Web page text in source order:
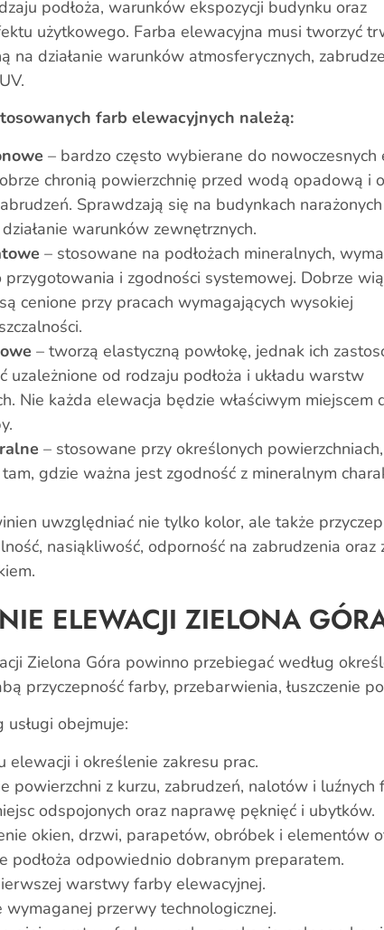
podłoża, warunków ekspozycji budynku oraz
użytkowego. Farba elewacyjna musi tworzyć
na działanie warunków atmosferycznych,
farb elewacyjnych należą:
– bardzo często wybierane do nowoczesnych
chronią powierzchnię przed wodą opadową i
Sprawdzają się na budynkach
warunków zewnętrznych.
– stosowane na podłożach mineralnych,
przygotowania i zgodności systemowej. Dobrze
cenione przy pracach wymagających wysokiej
– tworzą elastyczną powłokę, jednak ich
uzależnione od rodzaju podłoża i układu warstw
Nie każda elewacja będzie właściwym miejscem
– stosowane przy określonych powierzchniach,
gdzie ważna jest zgodność z mineralnym
uwzględniać nie tylko kolor, ale także
nasiąkliwość, odporność na zabrudzenia oraz
ELEWACJI ZIELONA
Zielona Góra powinno przebiegać według
przyczepność farby, przebarwienia, łuszczenie
obejmuje:
elewacji i określenie zakresu prac.
powierzchni z kurzu, zabrudzeń, nalotów i luźnych
odspojonych oraz naprawę pęknięć i ubytków.
okien, drzwi, parapetów, obróbek i elementów
podłoża odpowiednio dobranym preparatem.
warstwy farby elewacyjnej.
wymaganej przerwy technologicznej.